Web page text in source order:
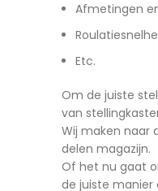
Afmetingen
Etc.
Om de juiste
van
Wij maken naar
delen magazijn.
Of het nu gaat
de juiste manier